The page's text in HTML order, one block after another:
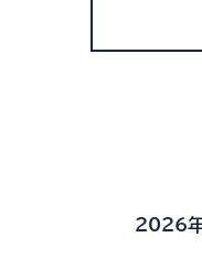
2026